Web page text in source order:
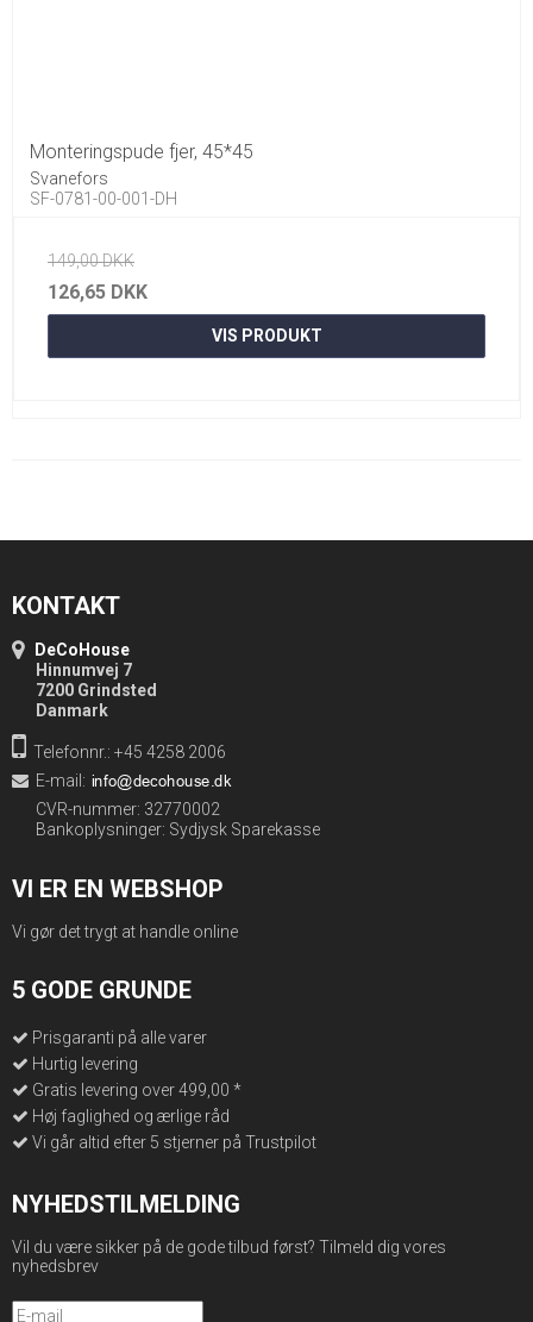
Monteringspude fjer, 45*45
Svanefors
SF-0781-00-001-DH
149,00 DKK
126,65 DKK
VIS PRODUKT
KONTAKT
DeCoHouse
Hinnumvej 7
7200 Grindsted
Danmark
Telefonnr.: +45 4258 2006
E-mail :
CVR-nummer: 32770002
Bankoplysninger: Sydjysk Sparekasse
VI ER EN WEBSHOP
Vi gør det trygt at handle online
5 GODE GRUNDE
Prisgaranti på alle varer
Hurtig levering
Gratis levering over 499,00 *
Høj faglighed og ærlige råd
Vi går altid efter 5 stjerner på Trustpilot
NYHEDSTILMELDING
Vil du være sikker på de gode tilbud først? Tilmeld dig vores
nyhedsbrev